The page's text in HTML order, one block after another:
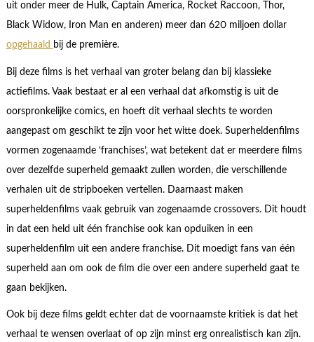
uit onder meer de Hulk, Captain America, Rocket Raccoon, Thor,
Black Widow, Iron Man en anderen) meer dan 620 miljoen dollar
opgehaald bij de première.
Bij deze films is het verhaal van groter belang dan bij klassieke
actiefilms. Vaak bestaat er al een verhaal dat afkomstig is uit de
oorspronkelijke comics, en hoeft dit verhaal slechts te worden
aangepast om geschikt te zijn voor het witte doek. Superheldenfilms
vormen zogenaamde ‘franchises’, wat betekent dat er meerdere films
over dezelfde superheld gemaakt zullen worden, die verschillende
verhalen uit de stripboeken vertellen. Daarnaast maken
superheldenfilms vaak gebruik van zogenaamde crossovers. Dit houdt
in dat een held uit één franchise ook kan opduiken in een
superheldenfilm uit een andere franchise. Dit moedigt fans van één
superheld aan om ook de film die over een andere superheld gaat te
gaan bekijken.
Ook bij deze films geldt echter dat de voornaamste kritiek is dat het
verhaal te wensen overlaat of op zijn minst erg onrealistisch kan zijn.